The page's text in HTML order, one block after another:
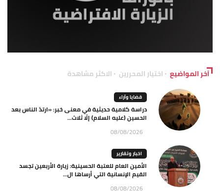
آخر المواضيع اختيار المحررين الاكثر مشاهدة
قضايا وآراء
دراسة كلامية حديثية في معنى خبر: «ارتدّ الناس بعد
الحسين (عليه السلام) إلّا ثلاث...
08/08/2026
اخبار وتقارير
الأمين العام للعتبة الحسينية: زيارة الأربعين تجسد
القيم الإنسانية التي أرساها ال...
08/08/2026